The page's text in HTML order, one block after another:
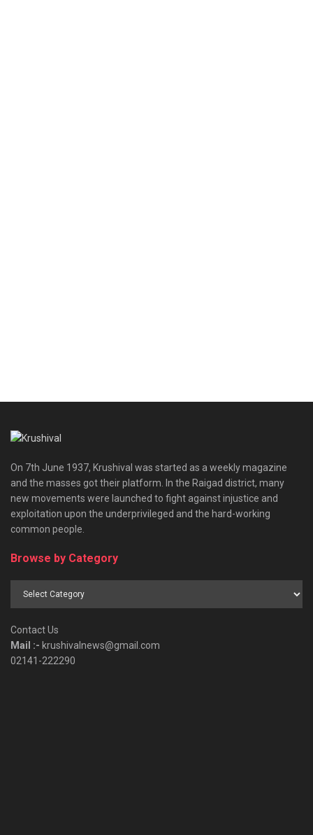
On 7th June 1937, Krushival was started as a weekly magazine
and the masses got their platform. In the Raigad district, many
new movements were launched to fight against injustice and
exploitation upon the underprivileged and the hard-working
common people.
Browse by Category
Contact Us
Mail :- krushivalnews@gmail.com
02141-222290